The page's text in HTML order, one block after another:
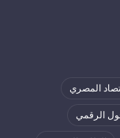
المصري
الرقمي